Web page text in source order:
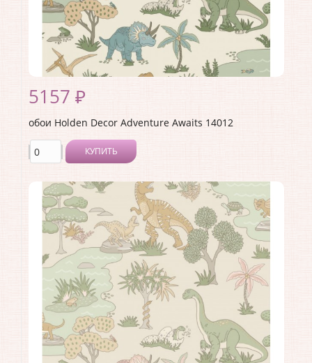
5157 ₽
обои Holden Decor Adventure Awaits 14012
КУПИТЬ
Производитель:Holden Decor
Коллекция:Adventure Awaits
Длина рулона:
Ширина рулона:0.53 .
Материал покрытия:Виниловое
Страна: Великобритания
Материал основы:Флизелин
Раппорт:
<>